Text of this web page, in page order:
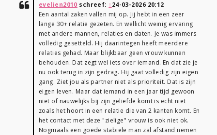
evelien2010 schreef: ↑24-03-2026 20:12
Een aantal zaken vallen mij op. Jij hebt in een zeer
lange 30+ relatie gezeten. En wellicht weinig ervaring
met andere mannen, relaties en daten. Je was immers
volledig gesetteld. Hij daarintegen heeft meerdere
relaties gehad. Maar blijkbaar geen vrouw kunnen
behouden. Dat zegt wel iets over iemand. En dat zie je
nu ook terug in zijn gedrag. Hij gaat volledig zijn eigen
gang. Ziet jou als partner niet als prioriteit. Dat is zijn
eigen leven. Maar dat iemand in een jaar tijd gewoon
niet of nauwelijks bij zijn geliefde komt is echt niet
zoals het hoort in een relatie die van 2 kanten komt. En
het contact met deze "zielige" vrouw is ook niet ok.
Nogmaals een goede stabiele man zal afstand nemen